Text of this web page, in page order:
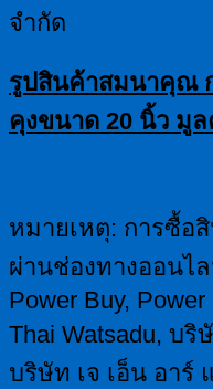
จำกัด
รูปสินค้าสมนาคุณ
คุงขนาด 20 นิ้ว มูล
หมายเหตุ: การซื้อ
ผ่านช่องทางออนไ
Power Buy,
Thai Watsadu, บ
บริษัท เจ เอ็น อาร์